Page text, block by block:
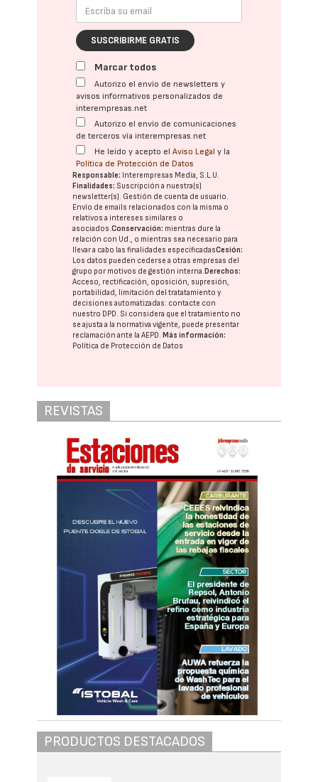
SUSCRIBIRME GRATIS
Marcar todos
Autorizo el envío de newsletters y
avisos informativos personalizados de
interempresas.net
Autorizo el envío de comunicaciones
de terceros vía interempresas.net
He leído y acepto elAviso Legal y la
Política de Protección de Datos
Responsable: Interempresas Media, S.L.U.
Finalidades: Suscripción a nuestra(s)
newsletter(s). Gestión de cuenta de usuario.
Envío de emails relacionados con la misma o
relativos a intereses similares o
asociados.Conservación: mientras dure la
relación con Ud., o mientras sea necesario para
llevar a cabo las finalidades especificadasCesión:
Los datos pueden cederse a otras empresas del
grupo por motivos de gestión interna. Derechos:
Acceso, rectificación, oposición, supresión,
portabilidad, limitación del tratatamiento y
decisiones automatizadas: contacte con
nuestro DPD. Si considera que el tratamiento no
se ajusta a la normativa vigente, puede presentar
reclamación ante laAEPD. Más información:
Política de Protección de Datos
REVISTAS
PRODUCTOS DESTACADOS